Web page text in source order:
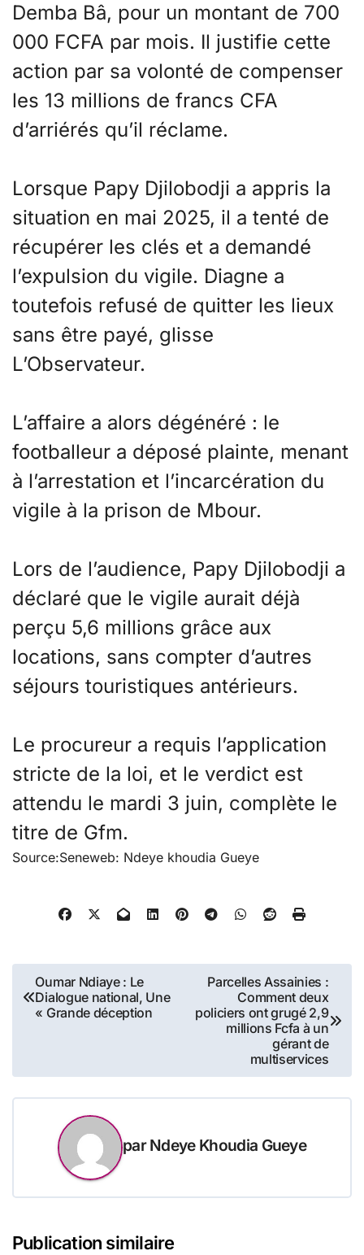
Demba Bâ, pour un montant de 700
000 FCFA par mois. Il justifie cette
action par sa volonté de compenser
les 13 millions de francs CFA
d’arriérés qu’il réclame.
Lorsque Papy Djilobodji a appris la
situation en mai 2025, il a tenté de
récupérer les clés et a demandé
l’expulsion du vigile. Diagne a
toutefois refusé de quitter les lieux
sans être payé, glisse
L’Observateur.
L’affaire a alors dégénéré : le
footballeur a déposé plainte, menant
à l’arrestation et l’incarcération du
vigile à la prison de Mbour.
Lors de l’audience, Papy Djilobodji a
déclaré que le vigile aurait déjà
perçu 5,6 millions grâce aux
locations, sans compter d’autres
séjours touristiques antérieurs.
Le procureur a requis l’application
stricte de la loi, et le verdict est
attendu le mardi 3 juin, complète le
titre de Gfm.
Source:Seneweb: Ndeye khoudia Gueye
Navigation
de
Oumar Ndiaye : Le
Dialogue national, Une
« Grande déception
Parcelles Assainies :
Comment deux
policiers ont grugé 2,9
millions Fcfa à un
gérant de
multiservices
parNdeye Khoudia Gueye
Publication similaire